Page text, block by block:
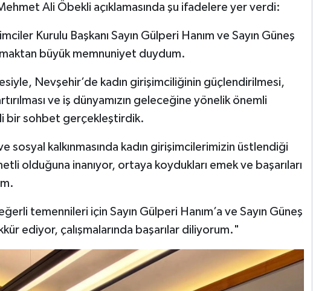
Ali Öbekli açıklamasında şu ifadelere yer verdi:
Kurulu Başkanı Sayın Gülperi Hanım ve Sayın Güneş
büyük memnuniyet duydum.
Nevşehir’de kadın girişimciliğinin güçlendirilmesi,
ve iş dünyamızın geleceğine yönelik önemli
bir sohbet gerçekleştirdik.
sosyal kalkınmasında kadın girişimcilerimizin üstlendiği
olduğuna inanıyor, ortaya koydukları emek ve başarıları
temennileri için Sayın Gülperi Hanım’a ve Sayın Güneş
ediyor, çalışmalarında başarılar diliyorum."